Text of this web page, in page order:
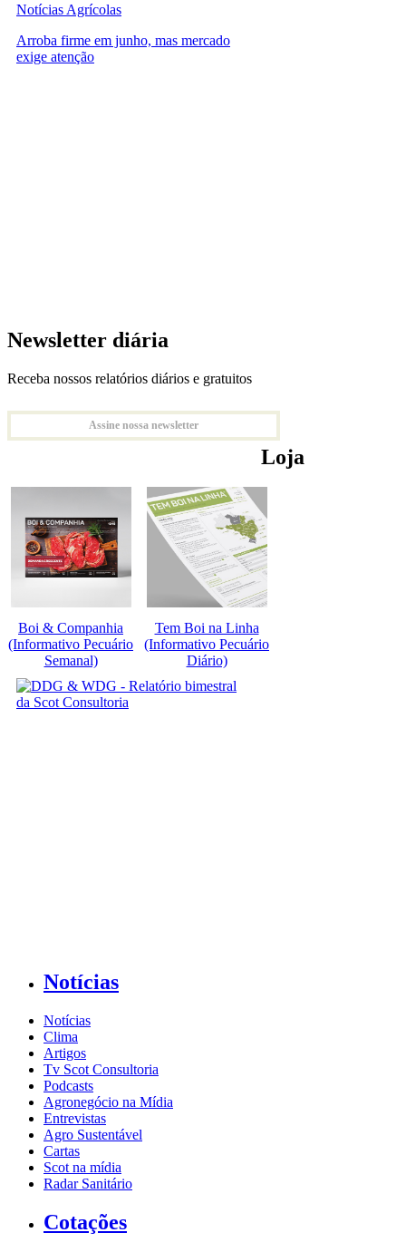
Notícias Agrícolas
Arroba firme em junho, mas mercado
exige atenção
Newsletter diária
Receba nossos relatórios diários e gratuitos
Assine nossa newsletter
Loja
Boi & Companhia
(Informativo Pecuário
Semanal)
Tem Boi na Linha
(Informativo Pecuário
Diário)
Notícias
Notícias
Clima
Artigos
Tv Scot Consultoria
Podcasts
Agronegócio na Mídia
Entrevistas
Agro Sustentável
Cartas
Scot na mídia
Radar Sanitário
Cotações